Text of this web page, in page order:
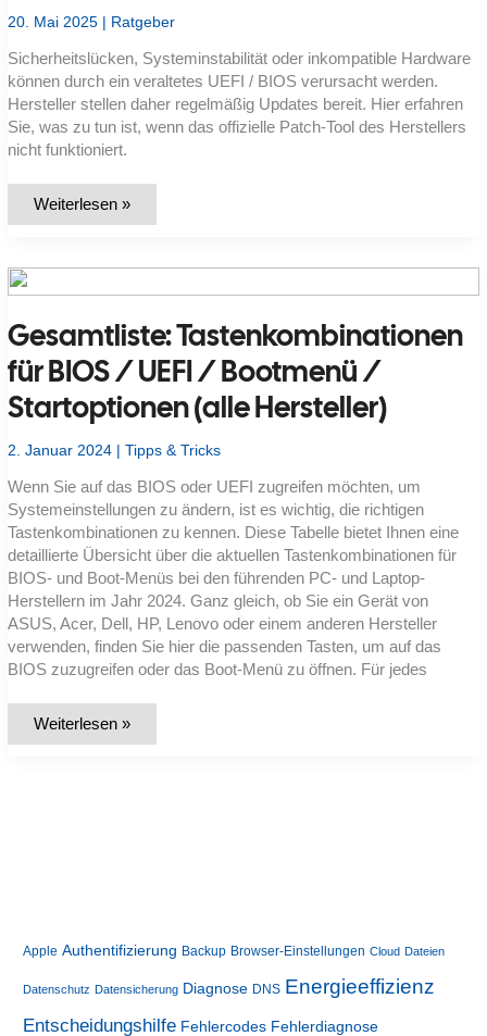
20. Mai 2025 Ratgeber
Sicherheitslücken, Systeminstabilität oder inkompatible Hardware
können durch ein veraltetes UEFI / BIOS verursacht werden.
Hersteller stellen daher regelmäßig Updates bereit. Hier erfahren
Sie, was zu tun ist, wenn das offizielle Patch-Tool des Herstellers
nicht funktioniert.
UEFI
scheitert
Hersteller‑Tool –
USB‑Stick
sicher
und
sauber
flashen
Weiterlesen »
Gesamtliste: Tastenkombinationen
für BIOS / UEFI / Bootmenü /
Startoptionen (alle Hersteller)
2. Januar 2024 |Tipps & Tricks
Wenn Sie auf das BIOS oder UEFI zugreifen möchten, um
Systemeinstellungen zu ändern, ist es wichtig, die richtigen
Tastenkombinationen zu kennen. Diese Tabelle bietet Ihnen eine
detaillierte Übersicht über die aktuellen Tastenkombinationen für
BIOS- und Boot-Menüs bei den führenden PC- und Laptop-
Herstellern im Jahr 2024. Ganz gleich, ob Sie ein Gerät von
ASUS, Acer, Dell, HP, Lenovo oder einem anderen Hersteller
verwenden, finden Sie hier die passenden Tasten, um auf das
BIOS zuzugreifen oder das Boot-Menü zu öffnen. Für jedes
Gesamtliste:
Weiterlesen »
Apple Authentifizierung Backup Browser-Einstellungen Cloud Dateien
Datenschutz Datensicherung Diagnose DNS Energieeffizienz
Entscheidungshilfe Fehlercodes Fehlerdiagnose